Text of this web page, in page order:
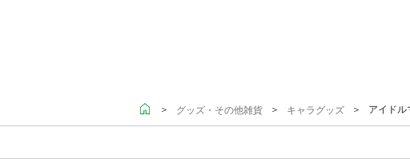
＞ グッズ・その他雑貨 ＞ キャラグッズ ＞ アイドル